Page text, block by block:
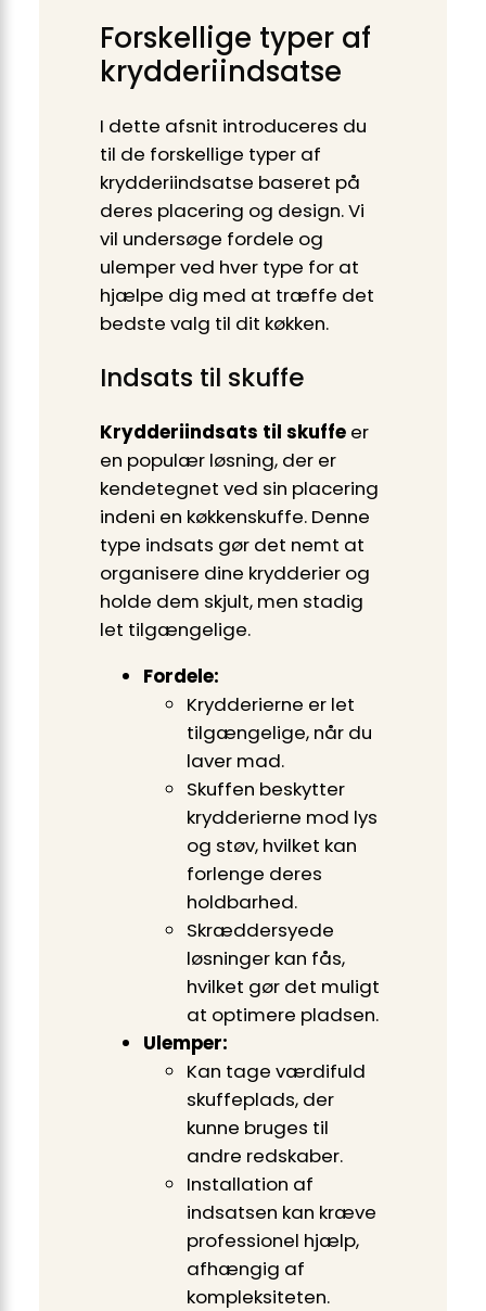
Forskellige typer af
krydderiindsatse
I dette afsnit introduceres du
til de forskellige typer af
krydderiindsatse baseret på
deres placering og design. Vi
vil undersøge fordele og
ulemper ved hver type for at
hjælpe dig med at træffe det
bedste valg til dit køkken.
Indsats til skuffe
Krydderiindsats til skuffeer
en populær løsning, der er
kendetegnet ved sin placering
indeni en køkkenskuffe. Denne
type indsats gør det nemt at
organisere dine krydderier og
holde dem skjult, men stadig
let tilgængelige.
Fordele:
Krydderierne er let
tilgængelige, når du
laver mad.
Skuffen beskytter
krydderierne mod lys
og støv, hvilket kan
forlenge deres
holdbarhed.
Skræddersyede
løsninger kan fås,
hvilket gør det muligt
at optimere pladsen.
Ulemper:
Kan tage værdifuld
skuffeplads, der
kunne bruges til
andre redskaber.
Installation af
indsatsen kan kræve
professionel hjælp,
afhængig af
kompleksiteten.